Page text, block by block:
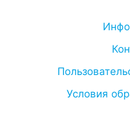
Условия